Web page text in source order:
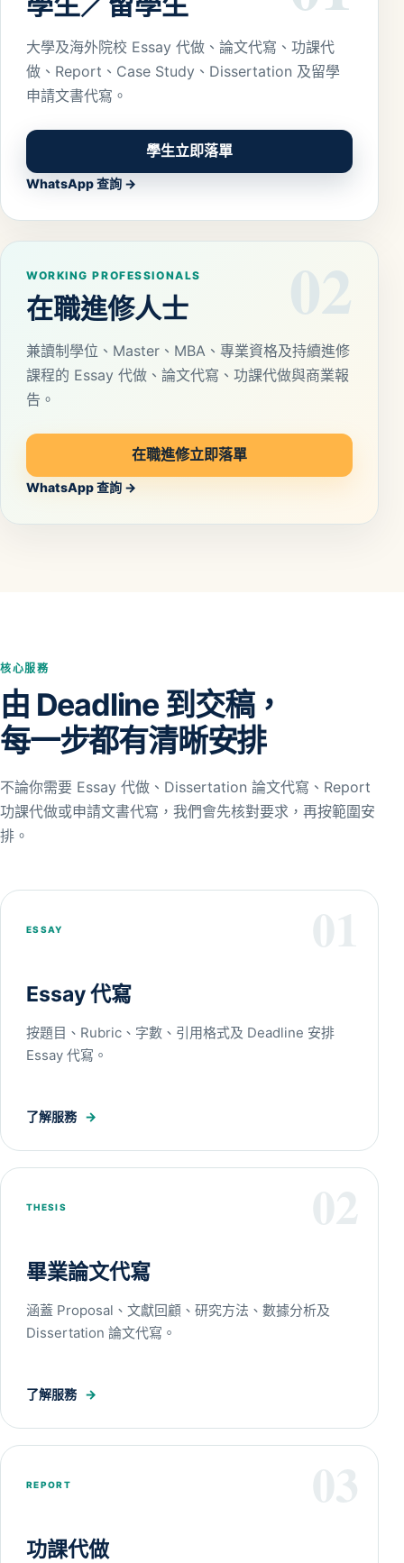
大學及海外院校 Essay 代做、論文代寫、功課代
做、Report、Case Study、Dissertation 及留學
申請文書代寫。
學生立即落單
WhatsApp 查詢 →
02
WORKING PROFESSIONALS
在職進修人士
兼讀制學位、Master、MBA、專業資格及持續進修
課程的 Essay 代做、論文代寫、功課代做與商業報
告。
在職進修立即落單
WhatsApp 查詢 →
核心服務
由 Deadline 到交稿，
每一步都有清晰安排
不論你需要 Essay 代做、Dissertation 論文代寫、Report
功課代做或申請文書代寫，我們會先核對要求，再按範圍安
排。
ESSAY
Essay 代寫
按題目、Rubric、字數、引用格式及 Deadline 安排
Essay 代寫。
了解服務 →
THESIS
畢業論文代寫
涵蓋 Proposal、文獻回顧、研究方法、數據分析及
Dissertation 論文代寫。
了解服務 →
REPORT
功課代做